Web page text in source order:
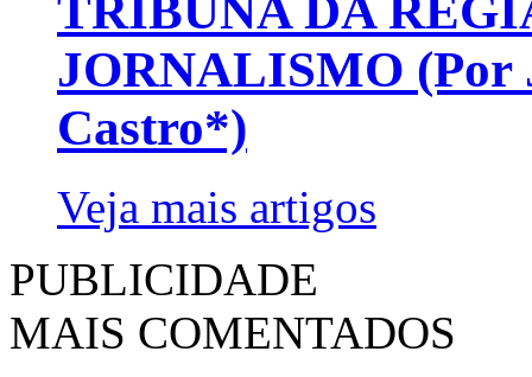
TRIBUNA DA
JORNALISMO (Por
Castro*)
Veja mais artigos
PUBLICIDADE
MAIS COMENTADOS